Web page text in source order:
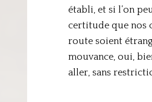
établi, et si l’on
certitude que nos
route soient
mouvance, oui,
aller, sans